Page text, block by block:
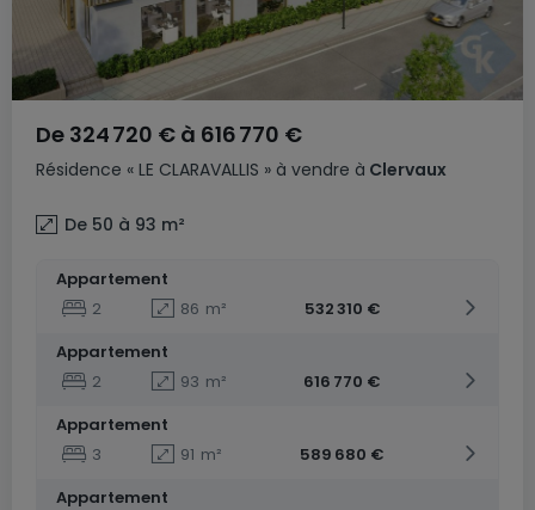
Résidence « LE CLARAVALLIS » à vendre à Clervaux
De 324 720 € à 616 770 €
De 50 à 93 m²
Appartement
2
86 m²
532 310 €
Appartement
2
93 m²
616 770 €
Appartement
3
91 m²
589 680 €
Appartement